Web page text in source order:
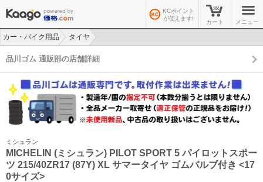
KCポイント
が使えます!
カート メニュー
カー・バイク用品
タイヤ
品川ゴム 通販部の店舗詳細
ミシュラン
MICHELIN (ミシュラン) PILOT SPORT 5 パイロットスポー
ツ 215/40ZR17 (87Y) XL サマータイヤ ゴムバルブ付き <17
0サイズ>